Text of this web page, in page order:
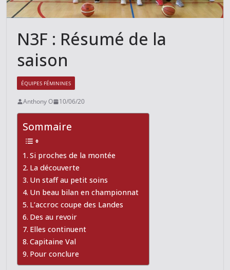
N3F : Résumé de la
saison
ÉQUIPES FÉMININES
Anthony O 10/06/20
Sommaire
Si proches de la montée
La découverte
Un staff au petit soins
Un beau bilan en championnat
L’accroc coupe des Landes
Des au revoir
Elles continuent
Capitaine Val
Pour conclure